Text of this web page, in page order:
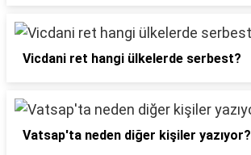
Vicdani ret hangi ülkelerde serbest?
Vatsap'ta neden diğer kişiler yazıyor?